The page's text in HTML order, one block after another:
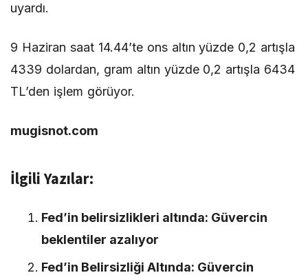
uyardı.
9 Haziran saat 14.44’te ons altın yüzde 0,2 artışla
4339 dolardan, gram altın yüzde 0,2 artışla 6434
TL’den işlem görüyor.
mugisnot.com
İlgili Yazılar:
Fed’in belirsizlikleri altında: Güvercin
beklentiler azalıyor
Fed’in Belirsizliği Altında: Güvercin